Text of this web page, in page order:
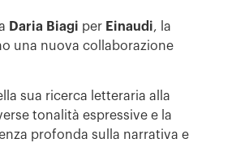
Daria Biagi per Einaudi, la
una nuova collaborazione
sua ricerca letteraria alla
tonalità espressive e la
profonda sulla narrativa e